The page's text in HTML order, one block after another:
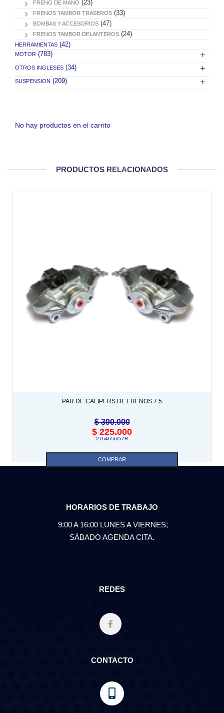
FRENO DE MANO (23)
FRENOS TAMBOR TRASEROS (33)
BOMBAS Y ACCESORIOS (47)
FRENOS TAMBOR DELANTEROS (24)
HERRAMIENTAS (42)
MOTOR (783)
OTROS INGLESES (34)
SUSPENSION (209)
No hay productos en el carrito
PRODUCTOS RELACIONADOS
PAR DE CALIPERS DE FRENOS 7.5
$390.000
$ 225.000
27h4656/57R
COMPRAR
HORARIOS DE TRABAJO
9:00 A 16:00 LUNES A VIERNES;
SÁBADO AGENDA CITA.
REDES
CONTACTO